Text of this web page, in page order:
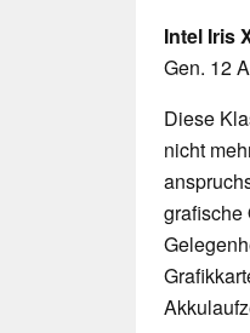
Intel Iris
Gen. 12
Diese
nicht
grafische